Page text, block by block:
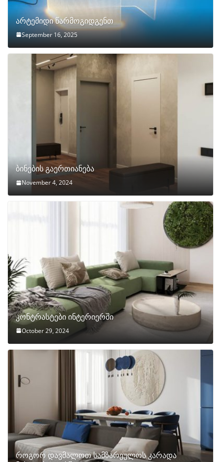
არტემიდი წარმოგიდგენთ
September 16, 2025
ბინების გაერთიანება
November 4, 2024
კონტრასტები ინტერიერში
October 29, 2024
როგორ დავმალოთ სამზარეულოს კარადა